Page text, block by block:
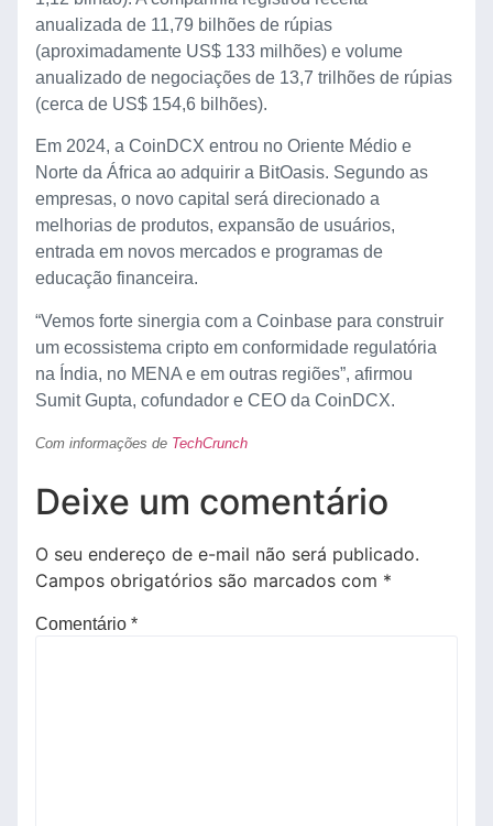
anualizada de 11,79 bilhões de rúpias
(aproximadamente US$ 133 milhões) e volume
anualizado de negociações de 13,7 trilhões de rúpias
(cerca de US$ 154,6 bilhões).
Em 2024, a CoinDCX entrou no Oriente Médio e
Norte da África ao adquirir a BitOasis. Segundo as
empresas, o novo capital será direcionado a
melhorias de produtos, expansão de usuários,
entrada em novos mercados e programas de
educação financeira.
“Vemos forte sinergia com a Coinbase para construir
um ecossistema cripto em conformidade regulatória
na Índia, no MENA e em outras regiões”, afirmou
Sumit Gupta, cofundador e CEO da CoinDCX.
Com informações de TechCrunch
Deixe um comentário
O seu endereço de e-mail não será publicado.
Campos obrigatórios são marcados com *
Comentário *